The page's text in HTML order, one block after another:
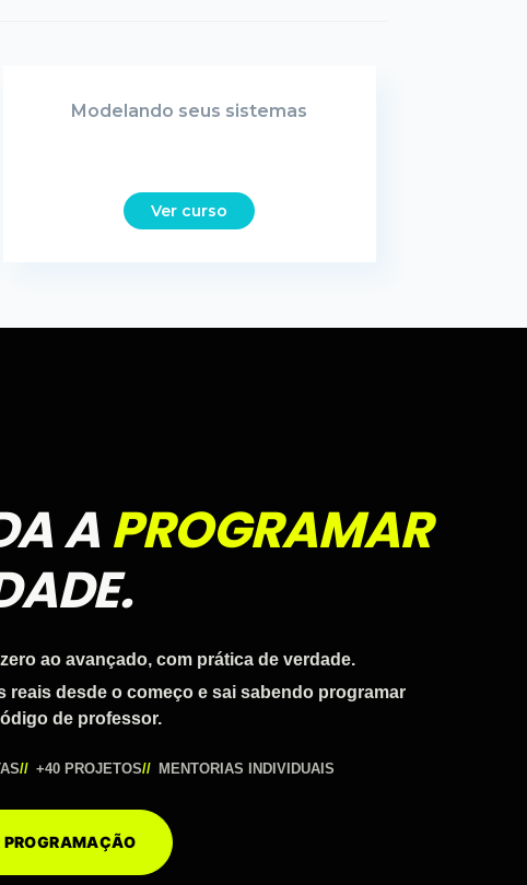
Modelando seus sistemas
Ver curso
APROGRAMAR
ao avançado, com prática de verdade.
reais desde o começo e sai sabendo programar
de professor.
+40 PROJETOS MENTORIAS INDIVIDUAIS
PROGRAMAÇÃO